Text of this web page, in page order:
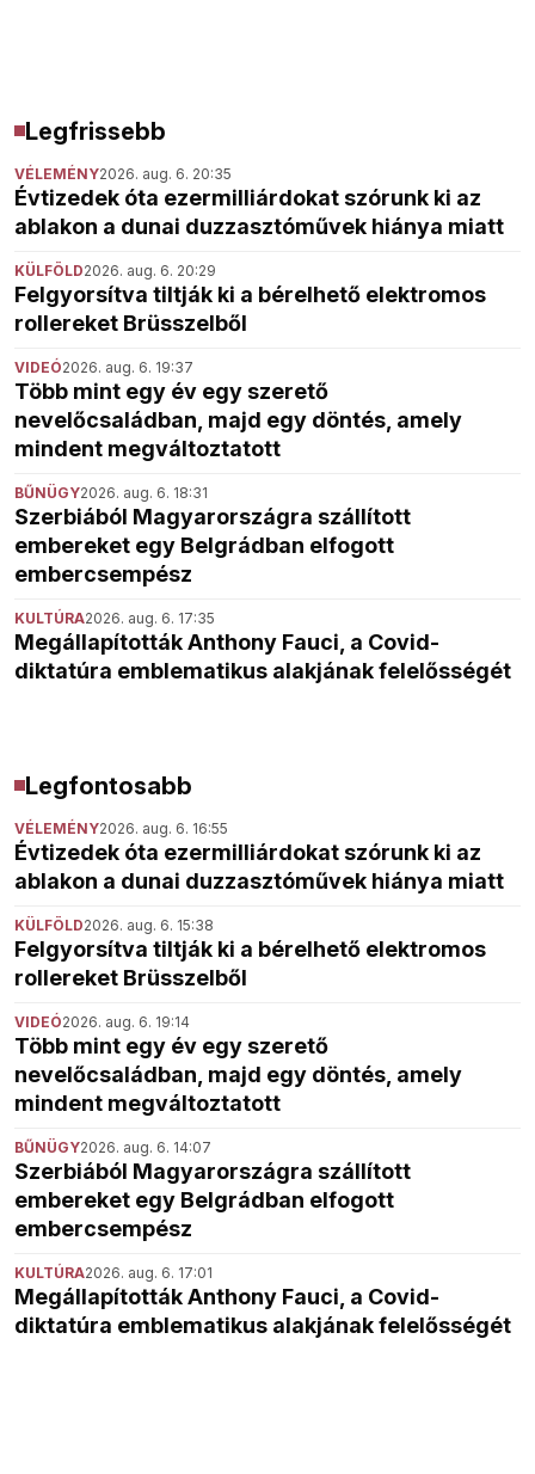
Legfrissebb
VÉLEMÉNY2026. aug. 6. 20:35
Évtizedek óta ezermilliárdokat szórunk ki az
ablakon a dunai duzzasztóművek hiánya miatt
KÜLFÖLD2026. aug. 6. 20:29
Felgyorsítva tiltják ki a bérelhető elektromos
rollereket Brüsszelből
VIDEÓ2026. aug. 6. 19:37
Több mint egy év egy szerető
nevelőcsaládban, majd egy döntés, amely
mindent megváltoztatott
BŰNÜGY2026. aug. 6. 18:31
Szerbiából Magyarországra szállított
embereket egy Belgrádban elfogott
embercsempész
KULTÚRA2026. aug. 6. 17:35
Megállapították Anthony Fauci, a Covid-
diktatúra emblematikus alakjának felelősségét
Legfontosabb
VÉLEMÉNY2026. aug. 6. 16:55
Évtizedek óta ezermilliárdokat szórunk ki az
ablakon a dunai duzzasztóművek hiánya miatt
KÜLFÖLD2026. aug. 6. 15:38
Felgyorsítva tiltják ki a bérelhető elektromos
rollereket Brüsszelből
VIDEÓ2026. aug. 6. 19:14
Több mint egy év egy szerető
nevelőcsaládban, majd egy döntés, amely
mindent megváltoztatott
BŰNÜGY2026. aug. 6. 14:07
Szerbiából Magyarországra szállított
embereket egy Belgrádban elfogott
embercsempész
KULTÚRA2026. aug. 6. 17:01
Megállapították Anthony Fauci, a Covid-
diktatúra emblematikus alakjának felelősségét